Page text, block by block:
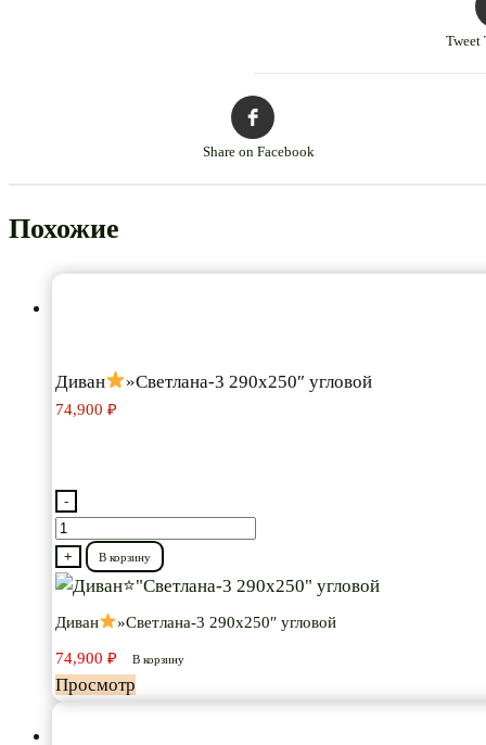
Tweet
Share on Facebook
Похожие
Диван »Светлана-3 290х250″ угловой
74,900 ₽
-
Количество
товара
Диван
"Светлана-3
290х250"
угловой
+ В корзину
Диван »Светлана-3 290х250″ угловой
74,900 ₽ В корзину
Просмотр